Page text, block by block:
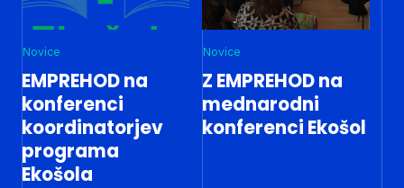
Novice
EMPREHOD na
konferenci
koordinatorjev
programa
Ekošola
Novice
Z EMPREHOD na
mednarodni
konferenci Ekošol